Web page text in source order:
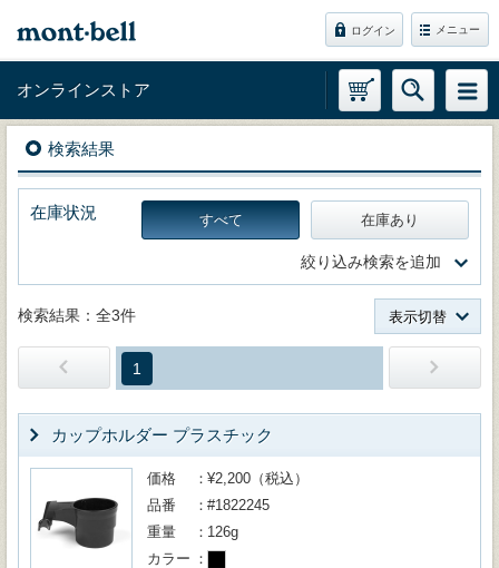
ログイン メニュー
オンラインストア
検索結果
在庫状況 すべて 在庫あり
絞り込み検索を追加
検索結果：全3件 表示切替
1
カップホルダー プラスチック
価格
¥2,200（税込）
品番
#1822245
重量
126g
カラー